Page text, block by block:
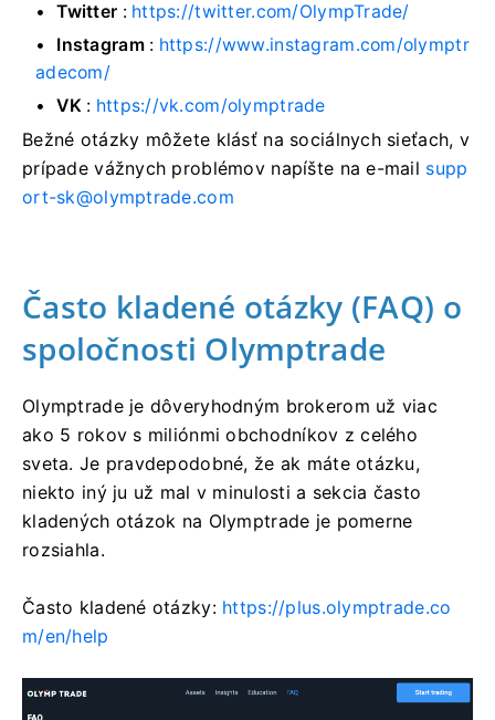
Twitter : https://twitter.com/OlympTrade/
Instagram: https://www.instagram.com/olymptr
adecom/
VK: https://vk.com/olymptrade
Bežné otázky môžete klásť na sociálnych sieťach, v
prípade vážnych problémov napíšte na e-mail supp
ort-sk@olymptrade.com
Často kladené otázky (FAQ) o
spoločnosti Olymptrade
Olymptrade je dôveryhodným brokerom už viac
ako 5 rokov s miliónmi obchodníkov z celého
sveta. Je pravdepodobné, že ak máte otázku,
niekto iný ju už mal v minulosti a sekcia často
kladených otázok na Olymptrade je pomerne
rozsiahla.
Často kladené otázky: https://plus.olymptrade.co
m/en/help